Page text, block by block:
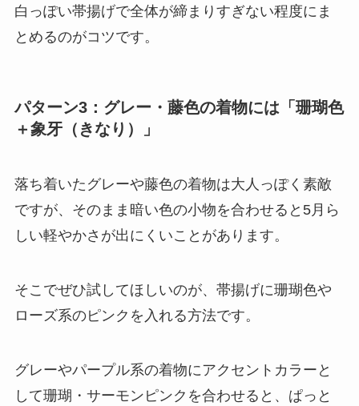
白っぽい帯揚げで全体が締まりすぎない程度にま
とめるのがコツです。
パターン3：グレー・藤色の着物には「珊瑚色
＋象牙（きなり）」
落ち着いたグレーや藤色の着物は大人っぽく素敵
ですが、そのまま暗い色の小物を合わせると5月ら
しい軽やかさが出にくいことがあります。
そこでぜひ試してほしいのが、帯揚げに珊瑚色や
ローズ系のピンクを入れる方法です。
グレーやパープル系の着物にアクセントカラーと
して珊瑚・サーモンピンクを合わせると、ぱっと